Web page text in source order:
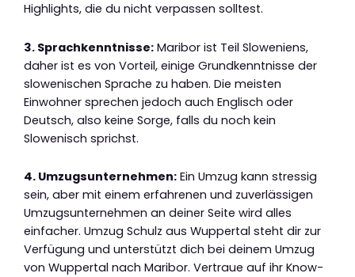
Highlights, die du nicht verpassen solltest.
3. Sprachkenntnisse: Maribor ist Teil Sloweniens,
daher ist es von Vorteil, einige Grundkenntnisse der
slowenischen Sprache zu haben. Die meisten
Einwohner sprechen jedoch auch Englisch oder
Deutsch, also keine Sorge, falls du noch kein
Slowenisch sprichst.
4. Umzugsunternehmen: Ein Umzug kann stressig
sein, aber mit einem erfahrenen und zuverlässigen
Umzugsunternehmen an deiner Seite wird alles
einfacher. Umzug Schulz aus Wuppertal steht dir zur
Verfügung und unterstützt dich bei deinem Umzug
von Wuppertal nach Maribor. Vertraue auf ihr Know-